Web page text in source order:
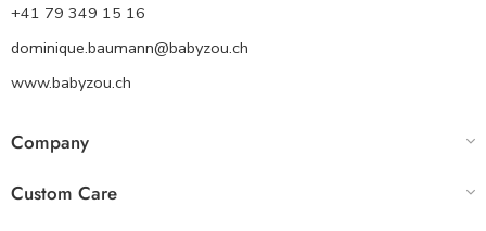
+41 79 349 15 16
dominique.baumann@babyzou.ch
www.babyzou.ch
Company
Custom Care